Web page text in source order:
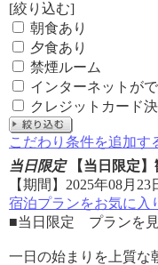
[絞り込む]
朝食あり
夕食あり
禁煙ルーム
インターネットが
クレジットカード
こだわり条件を追加す
当日限定【当日限定
【期間】2025年08月23
宿泊プランをお気に入
■当日限定 プランを
一日の始まりを上質な